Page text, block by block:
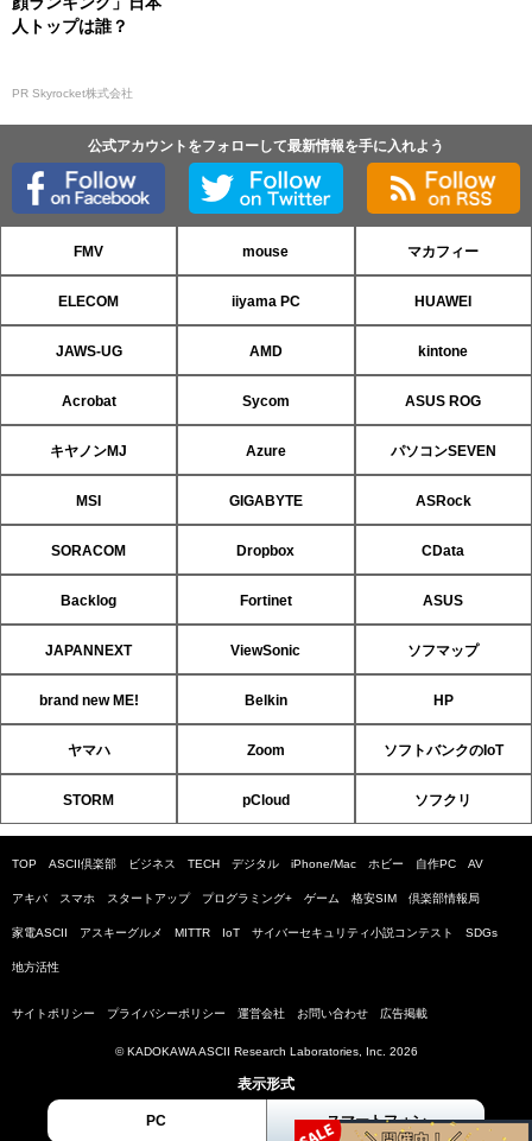
人トップは誰？
PR Skyrocket株式会社
公式アカウントをフォローして最新情報を手に入れよう
FMV mouse マカフィー
ELECOM iiyama PC HUAWEI
JAWS-UG AMD kintone
Acrobat Sycom ASUS ROG
キヤノンMJ Azure パソコンSEVEN
MSI GIGABYTE ASRock
SORACOM Dropbox CData
Backlog Fortinet ASUS
JAPANNEXT ViewSonic ソフマップ
brand new ME! Belkin HP
ヤマハ Zoom ソフトバンクのIoT
STORM pCloud ソフクリ
TOP ASCII倶楽部 ビジネス TECH デジタル iPhone/Mac ホビー 自作PC AV
アキバ スマホ スタートアップ プログラミング+ ゲーム 格安SIM 倶楽部情報局
家電ASCII アスキーグルメ MITTR IoT サイバーセキュリティ小説コンテスト SDGs
地方活性
サイトポリシー プライバシーポリシー 運営会社 お問い合わせ 広告掲載
© KADOKAWA ASCII Research Laboratories, Inc. 2026
表示形式
PC スマートフォン